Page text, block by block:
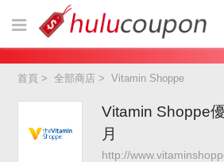
首頁 >全部商店 >Vitamin Shoppe
Vitamin Shoppe
月
http://